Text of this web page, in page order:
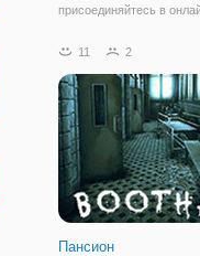
присоединяйтесь в
здесь вы можете не
кардинально изменить
Представьте, что вы -
11 2
Пансион